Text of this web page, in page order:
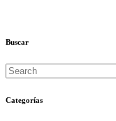
Buscar
Categorías